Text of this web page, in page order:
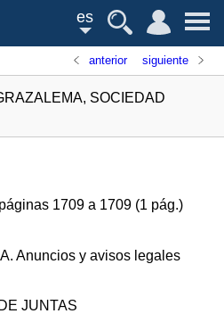
es
anterior siguiente
SOCIEDAD
1709 a 1709 (1 pág.)
Anuncios y avisos legales
JUNTAS